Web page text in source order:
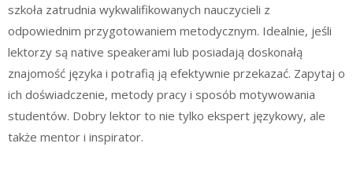
szkoła zatrudnia wykwalifikowanych nauczycieli z
odpowiednim przygotowaniem metodycznym. Idealnie, jeśli
lektorzy są native speakerami lub posiadają doskonałą
znajomość języka i potrafią ją efektywnie przekazać. Zapytaj o
ich doświadczenie, metody pracy i sposób motywowania
studentów. Dobry lektor to nie tylko ekspert językowy, ale
także mentor i inspirator.